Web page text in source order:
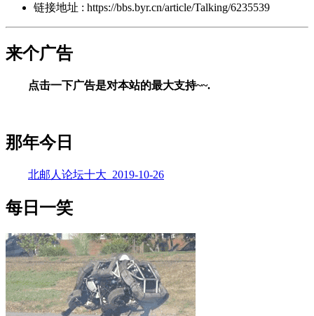
链接地址 : https://bbs.byr.cn/article/Talking/6235539
来个广告
点击一下广告是对本站的最大支持~~.
那年今日
北邮人论坛十大_2019-10-26
每日一笑